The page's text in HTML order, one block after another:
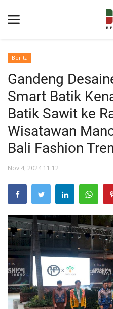
Home
Program Layanan
Berita
Pengumuman
Tentang Sawit
Riset
Hubungi Kami
Berita
Gandeng
Smart Batik
Batik Sawit ke
Wisatawan
Bali Fashion
Nov 4, 2024 11:12